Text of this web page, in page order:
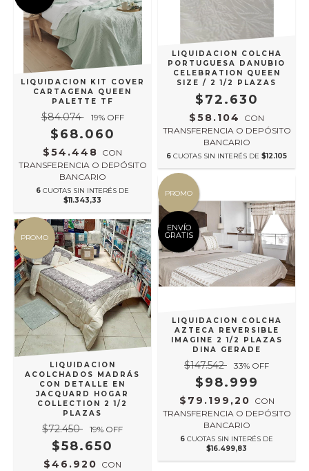
LIQUIDACION KIT COVER
CARTAGENA QUEEN
PALETTE TF
$84.074 19% OFF
$68.060
$54.448 CON
TRANSFERENCIA O DEPÓSITO
BANCARIO
6 CUOTAS SIN INTERÉS DE
$11.343,33
LIQUIDACION COLCHA
PORTUGUESA DANUBIO
CELEBRATION QUEEN
SIZE / 2 1/2 PLAZAS
$72.630
$58.104
CON
TRANSFERENCIA O DEPÓSITO
BANCARIO
6 CUOTAS SIN INTERÉS DE $12.105
PROMO
LIQUIDACION
ACOLCHADOS MADRÁS
CON DETALLE EN
JACQUARD HOGAR
COLLECTION 2 1/2
PLAZAS
$72.450 19% OFF
$58.650
$46.920 CON
PROMO
ENVÍO
GRATIS
LIQUIDACION COLCHA
AZTECA REVERSIBLE
IMAGINE 2 1/2 PLAZAS
DINA GERADE
$147.542 33% OFF
$98.999
$79.199,20 CON
TRANSFERENCIA O DEPÓSITO
BANCARIO
6 CUOTAS SIN INTERÉS DE
$16.499,83